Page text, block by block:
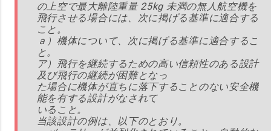
の上空で最大離陸重量 25kg 未満の無人航空機を
飛行させる場合には、次に掲げる基準に適合する
こと。
ａ）機体について、次に掲げる基準に適合するこ
と。
ア）飛行を継続するための高い信頼性のある設計
及び飛行の継続が困難となっ
た場合に機体が直ちに落下することのない安全機
能を有する設計がなされて
いること。
当該設計の例は、以下のとおり。